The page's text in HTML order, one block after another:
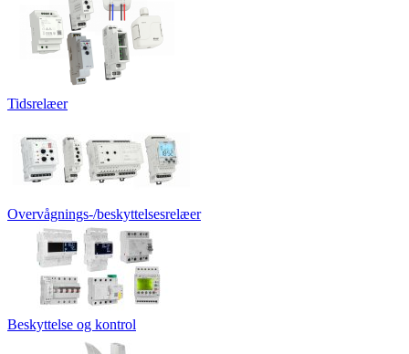
Tidsrelæer
Overvågnings-/beskyttelsesrelæer
Beskyttelse og kontrol